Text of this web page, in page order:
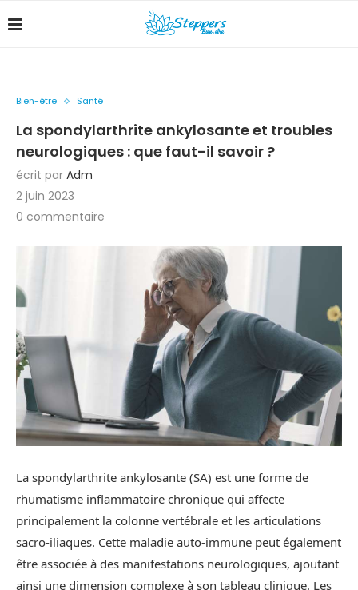
Bien-être Santé
La spondylarthrite ankylosante et troubles
neurologiques : que faut-il savoir ?
écrit par Adm
2 juin 2023
0 commentaire
La spondylarthrite ankylosante (SA) est une forme de
rhumatisme inflammatoire chronique qui affecte
principalement la colonne vertébrale et les articulations
sacro-iliaques. Cette maladie auto-immune peut également
être associée à des manifestations neurologiques, ajoutant
ainsi une dimension complexe à son tableau clinique. Les